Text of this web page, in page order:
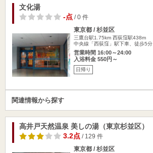
文化湯
-点/ 0 件
東京都 / 杉並区
三鷹台駅1.75km 西荻窪駅438m
中央線「西荻窪」駅下車、徒歩5分
営業時間 16:00～24:00
入浴料金 550円～
日帰り
関連情報から探す
高井戸天然温泉 美しの湯（東京杉並区）
3.2点/ 129 件
東京都 / 杉並区